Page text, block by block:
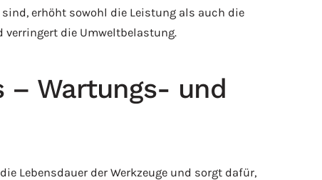
erhöht sowohl die Leistung als auch die
verringert die Umweltbelastung.
– Wartungs- und
Lebensdauer der Werkzeuge und sorgt dafür,